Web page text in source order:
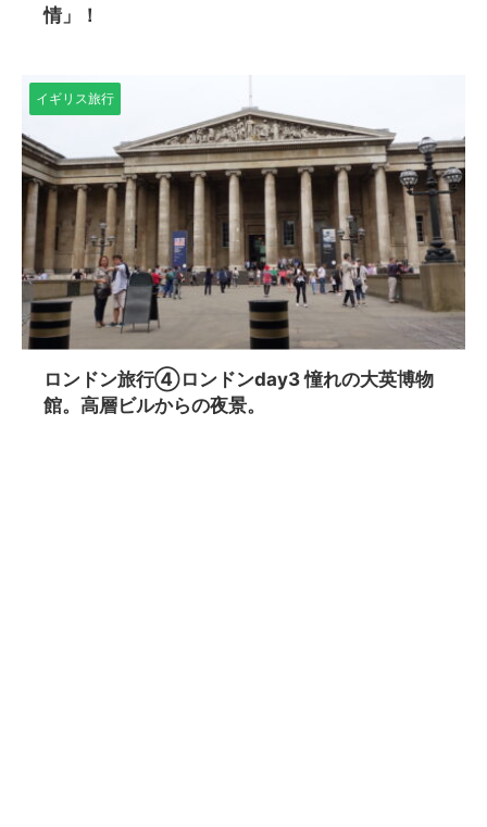
情」！
イギリス旅行
ロンドン旅行④ロンドンday3 憧れの大英博物
館。高層ビルからの夜景。